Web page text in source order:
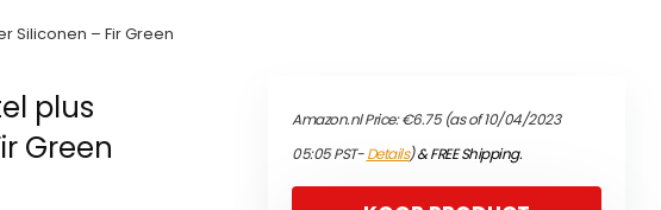
Siliconen – Fir Green
plus
Green
Amazon.nl Price:€6.75(as of 10/04/2023
05:05 PST-Details)&FREE Shipping.